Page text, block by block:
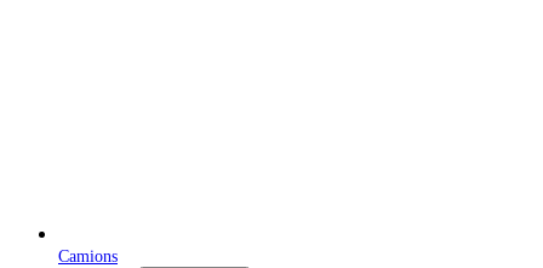
Camions